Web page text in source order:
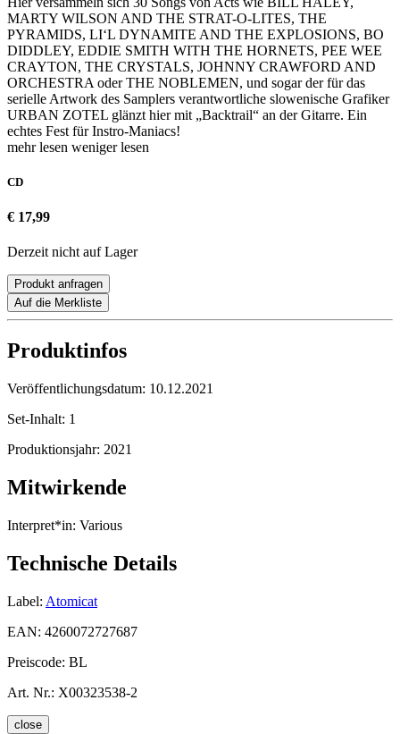
MARTY WILSON AND THE STRAT-O-LITES, THE
PYRAMIDS, LI‘L DYNAMITE AND THE EXPLOSIONS, BO
DIDDLEY, EDDIE SMITH WITH THE HORNETS, PEE WEE
CRAYTON, THE CRYSTALS, JOHNNY CRAWFORD AND
ORCHESTRA oder THE NOBLEMEN, und sogar der für das
serielle Artwork des Samplers verantwortliche slowenische Grafiker
URBAN ZOTEL glänzt hier mit „Backtrail“ an der Gitarre. Ein
echtes Fest für Instro-Maniacs!
mehr lesen weniger lesen
CD
€ 17,99
Derzeit nicht auf Lager
Produkt anfragen
Auf die Merkliste
Produktinfos
Veröffentlichungsdatum: 10.12.2021
Set-Inhalt: 1
Produktionsjahr: 2021
Mitwirkende
Interpret*in: Various
Technische Details
Label: Atomicat
EAN: 4260072727687
Preiscode: BL
Art. Nr.: X00323538-2
close